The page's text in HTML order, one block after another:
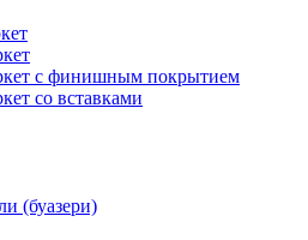
с финишным покрытием
со вставками
(буазери)